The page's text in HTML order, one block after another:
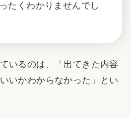
たくわかりませんでし
いるのは、「出てきた内容
いかわからなかった」とい